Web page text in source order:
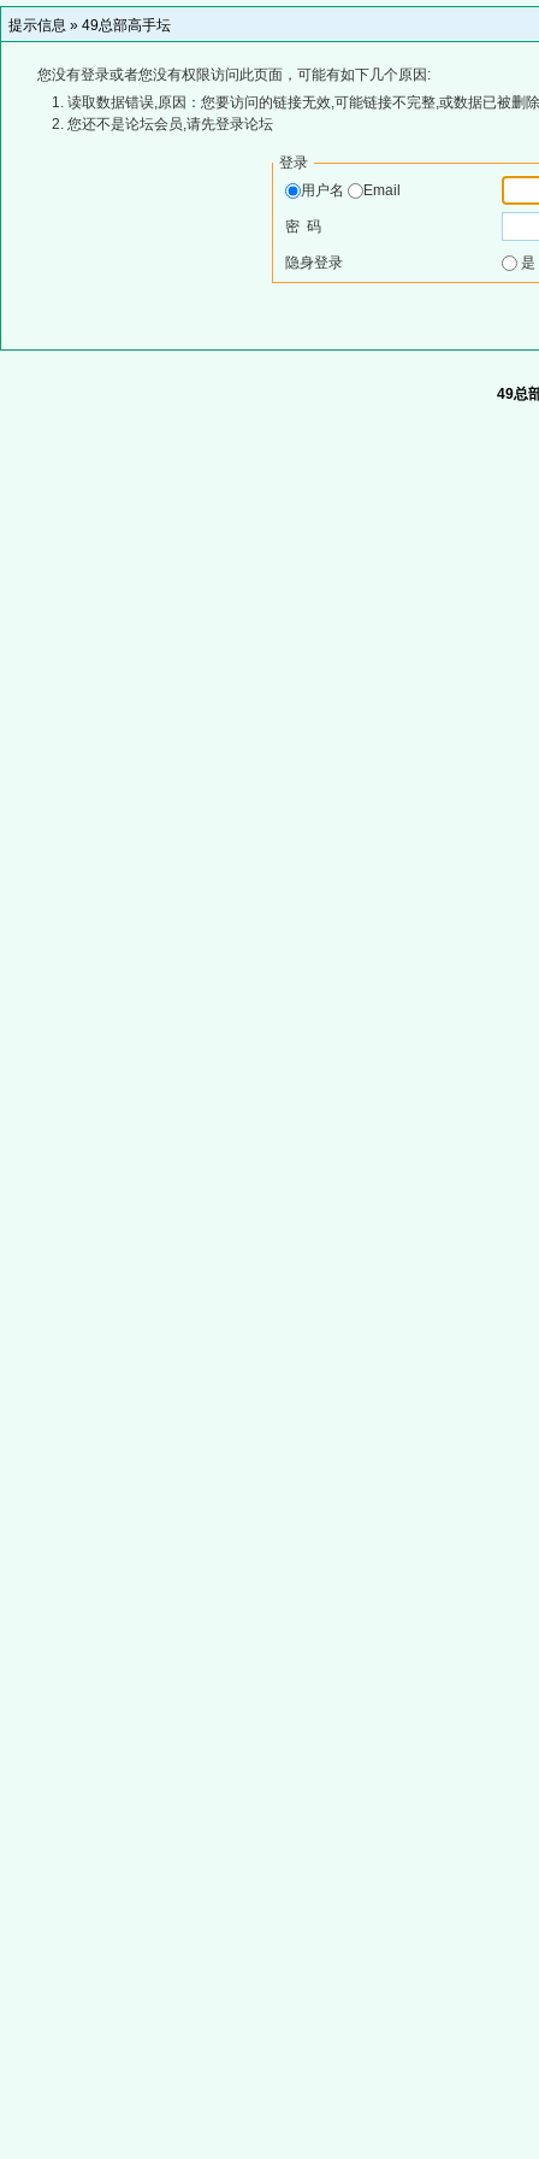
提示信息 » 49总部高手坛
您没有登录或者您没有权限访问此页面，可能有如下几个原因:
读取数据错误,原因：您要访问的链接无效,可能链接不完整,或数据已被删
您还不是论坛会员,请先登录论坛
登录
用户名
Email
密 码
隐身登录
49总